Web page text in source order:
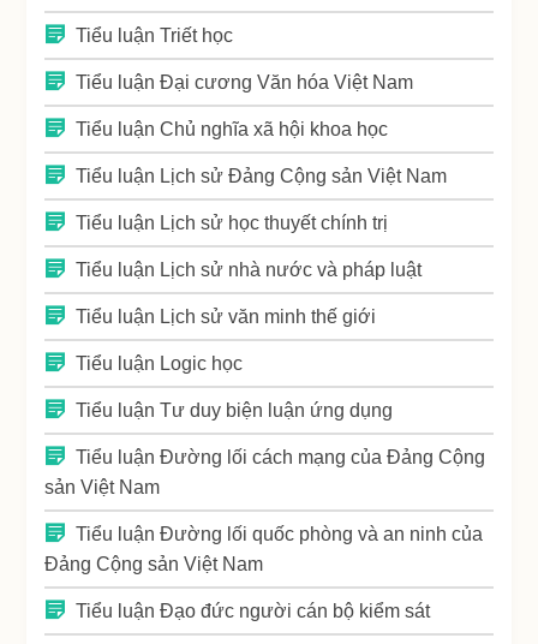
Tiểu luận Triết học
Tiểu luận Đại cương Văn hóa Việt Nam
Tiểu luận Chủ nghĩa xã hội khoa học
Tiểu luận Lịch sử Đảng Cộng sản Việt Nam
Tiểu luận Lịch sử học thuyết chính trị
Tiểu luận Lịch sử nhà nước và pháp luật
Tiểu luận Lịch sử văn minh thế giới
Tiểu luận Logic học
Tiểu luận Tư duy biện luận ứng dụng
Tiểu luận Đường lối cách mạng của Đảng Cộng
sản Việt Nam
Tiểu luận Đường lối quốc phòng và an ninh của
Đảng Cộng sản Việt Nam
Tiểu luận Đạo đức người cán bộ kiểm sát